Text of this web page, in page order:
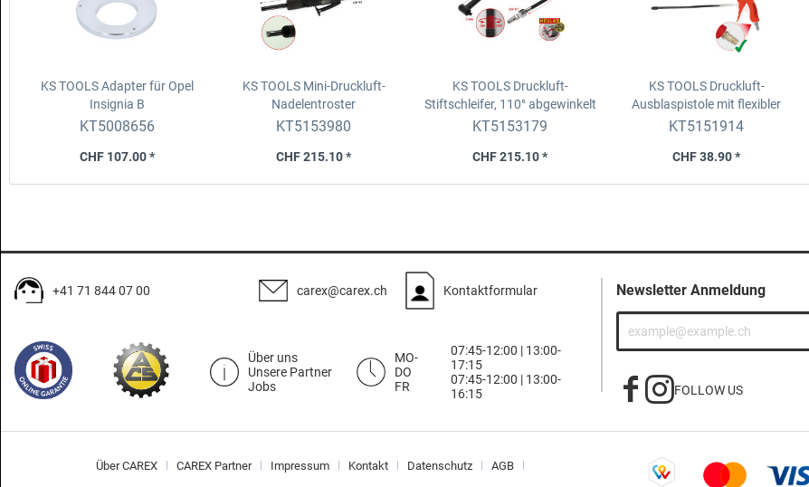
KS TOOLS Adapter für Opel
Insignia B
KT5008656
CHF 107.00 *
KS TOOLS Mini-Druckluft-
Nadelentroster
KT5153980
CHF 215.10 *
KS TOOLS Druckluft-
Stiftschleifer, 110°abgewinkelt
KT5153179
CHF 215.10 *
KS TOOLS Druckluft-
Ausblaspistole mit flexibler
Düse
KT5151914
CHF 38.90 *
+41 71 844 07 00 carex@carex.ch Kontaktformular
Über uns
Unsere Partner
Jobs
MO-
DO
FR
07:45-12:00 | 13:00-
17:15
07:45-12:00 | 13:00-
16:15
Newsletter Anmeldung
FOLLOW US
Über CAREX CAREX Partner Impressum Kontakt Datenschutz AGB